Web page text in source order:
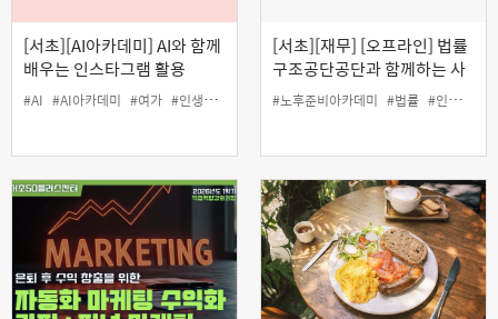
[서초][AI아카데미] AI와 함께
배우는 인스타그램 활용
#AI #AI아카데미 #여가 #인생설계 #인스타그램
[서초][재무] [오프라인] 법률
구조공단공단과 함께하는 사
례로 배우는 생활법률
#노후준비아카데미 #법률 #인생설계